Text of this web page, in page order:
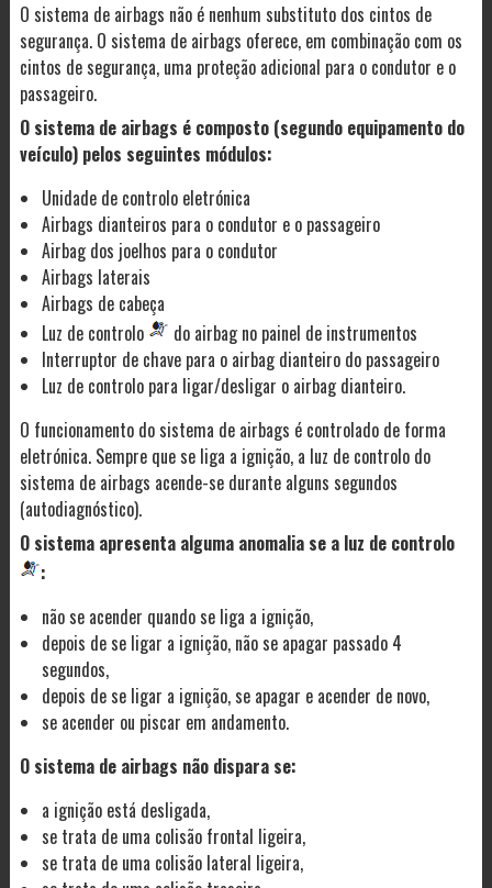
O sistema de airbags não é nenhum substituto dos cintos de
segurança. O sistema de airbags oferece, em combinação com os
cintos de segurança, uma proteção adicional para o condutor e o
passageiro.
O sistema de airbags é composto (segundo equipamento do
veículo) pelos seguintes módulos:
Unidade de controlo eletrónica
Airbags dianteiros para o condutor e o passageiro
Airbag dos joelhos para o condutor
Airbags laterais
Airbags de cabeça
Luz de controlo
do airbag no painel de instrumentos
Interruptor de chave para o airbag dianteiro do passageiro
Luz de controlo para ligar/desligar o airbag dianteiro.
O funcionamento do sistema de airbags é controlado de forma
eletrónica. Sempre que se liga a ignição, a luz de controlo do
sistema de airbags acende-se durante alguns segundos
(autodiagnóstico).
O sistema apresenta alguma anomalia se a luz de controlo
:
não se acender quando se liga a ignição,
depois de se ligar a ignição, não se apagar passado 4
segundos,
depois de se ligar a ignição, se apagar e acender de novo,
se acender ou piscar em andamento.
O sistema de airbags não dispara se:
a ignição está desligada,
se trata de uma colisão frontal ligeira,
se trata de uma colisão lateral ligeira,